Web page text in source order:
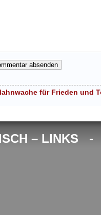
für Frieden und
– LINKS